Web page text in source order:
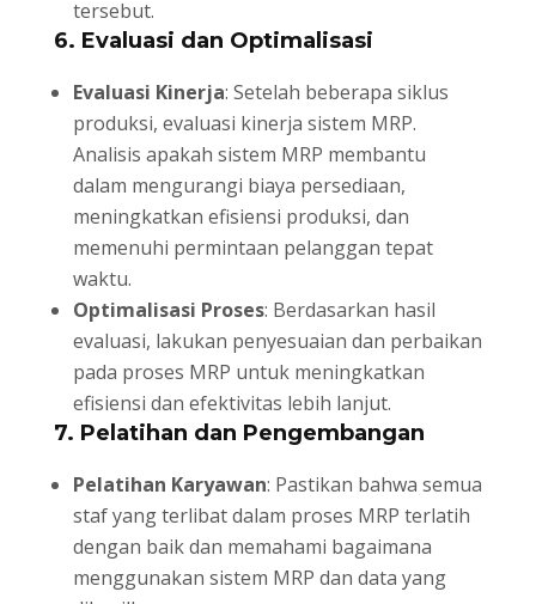
tersebut.
6. Evaluasi dan Optimalisasi
Evaluasi Kinerja: Setelah beberapa siklus
produksi, evaluasi kinerja sistem MRP.
Analisis apakah sistem MRP membantu
dalam mengurangi biaya persediaan,
meningkatkan efisiensi produksi, dan
memenuhi permintaan pelanggan tepat
waktu.
Optimalisasi Proses: Berdasarkan hasil
evaluasi, lakukan penyesuaian dan perbaikan
pada proses MRP untuk meningkatkan
efisiensi dan efektivitas lebih lanjut.
7. Pelatihan dan Pengembangan
Pelatihan Karyawan: Pastikan bahwa semua
staf yang terlibat dalam proses MRP terlatih
dengan baik dan memahami bagaimana
menggunakan sistem MRP dan data yang